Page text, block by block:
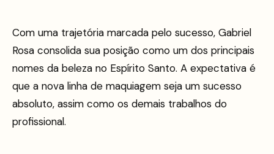
Com uma trajetória marcada pelo sucesso, Gabriel
Rosa consolida sua posição como um dos principais
nomes da beleza no Espírito Santo. A expectativa é
que a nova linha de maquiagem seja um sucesso
absoluto, assim como os demais trabalhos do
profissional.